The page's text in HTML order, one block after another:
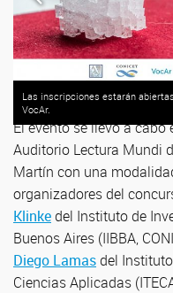
Las inscripciones estarán
VocAr.
El evento se llevó a
Auditorio Lectura Mundi
Martín con una
organizadores del
Klinkedel Instituto de
Buenos Aires (IIBBA,
Diego Lamasdel
Ciencias Aplicadas